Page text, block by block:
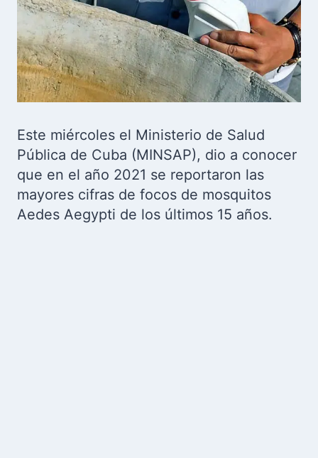
Este miércoles el Ministerio de Salud
Pública de Cuba (MINSAP), dio a conocer
que en el año 2021 se reportaron las
mayores cifras de focos de mosquitos
Aedes Aegypti de los últimos 15 años.